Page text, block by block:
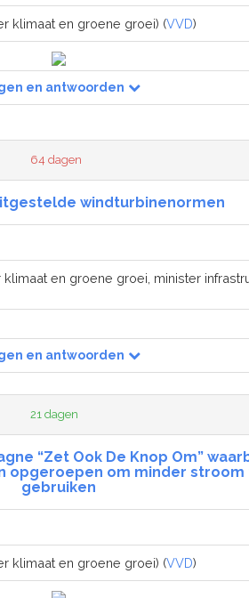
klimaat en groene groei) (VVD)
en antwoorden
64 dagen
windturbinenormen
klimaat en groene groei, minister
en antwoorden
21 dagen
“Zet Ook De Knop Om”
opgeroepen om minder stroom
gebruiken
klimaat en groene groei) (VVD)